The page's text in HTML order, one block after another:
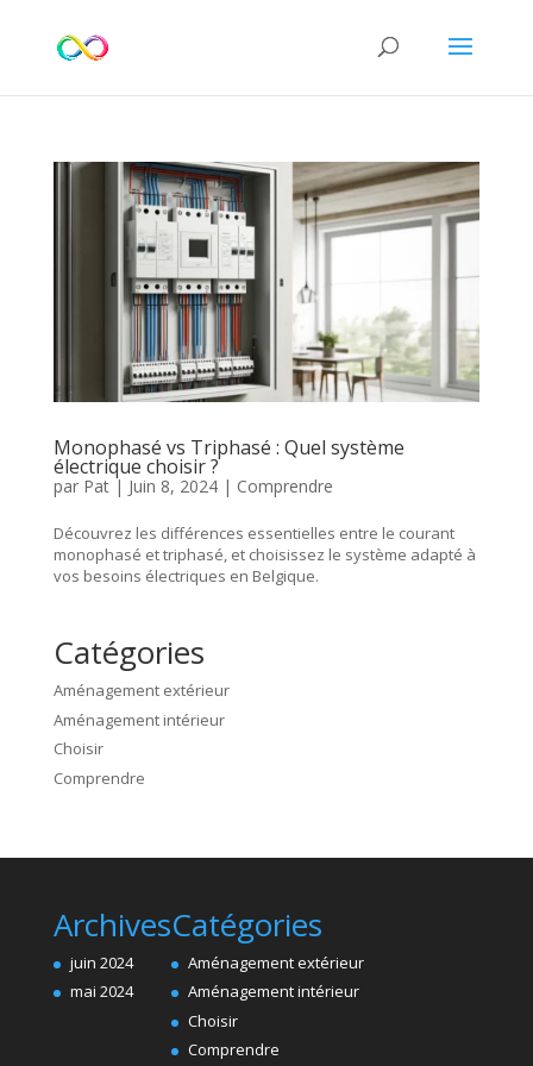
Monophasé vs Triphasé : Quel système
électrique choisir ?
par Pat| Juin 8, 2024| Comprendre
Découvrez les différences essentielles entre le courant
monophasé et triphasé, et choisissez le système adapté à
vos besoins électriques en Belgique.
Catégories
Aménagement extérieur
Aménagement intérieur
Choisir
Comprendre
Archives
juin 2024
mai 2024
Catégories
Aménagement extérieur
Aménagement intérieur
Choisir
Comprendre